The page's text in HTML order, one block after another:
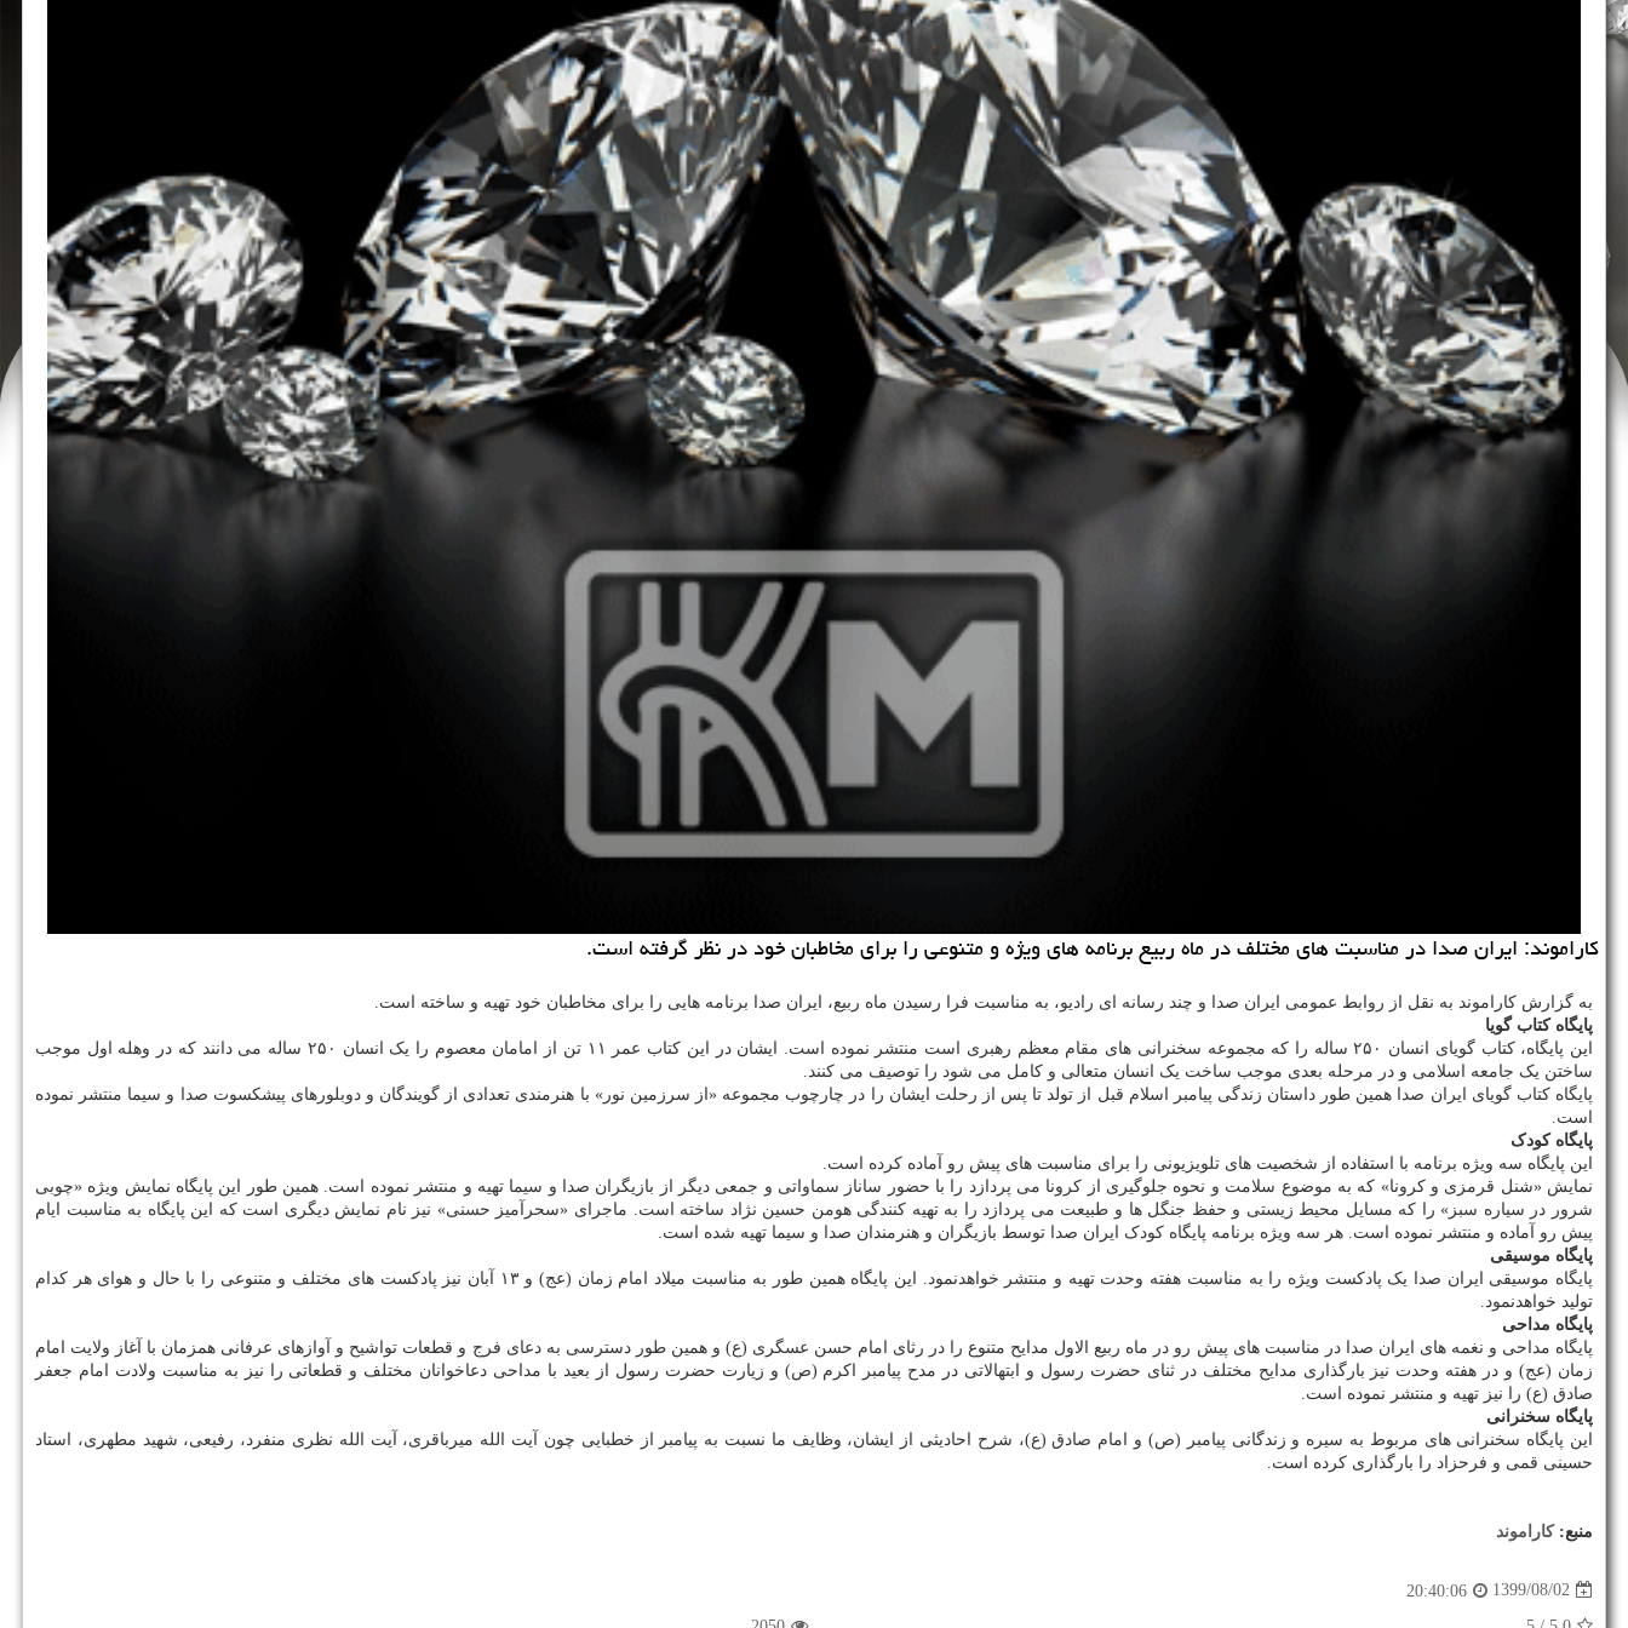
كاراموند: ایران صدا در مناسبت های مختلف در ماه ربیع برنامه های ویژه و متنوعی را برای مخاطبان خود در نظر گرفته است.
به گزارش کاراموند به نقل از روابط عمومی ایران صدا و چند رسانه ای رادیو، به مناسبت فرا رسیدن ماه ربیع، ایران صدا برنامه هایی را برای مخاطبان خود تهیه و ساخته است.
پایگاه کتاب گویا
این پایگاه، کتاب گویای انسان ۲۵۰ ساله را که مجموعه سخنرانی های مقام معظم رهبری است منتشر نموده است. ایشان در این کتاب عمر ۱۱ تن از امامان معصوم را یک انسان ۲۵۰ ساله می دانند که در وهله اول موجب
ساختن یک جامعه اسلامی و در مرحله بعدی موجب ساخت یک انسان متعالی و کامل می شود را توصیف می کنند.
پایگاه کتاب گویای ایران صدا همین طور داستان زندگی پیامبر اسلام قبل از تولد تا پس از رحلت ایشان را در چارچوب مجموعه «از سرزمین نور» با هنرمندی تعدادی از گویندگان و دوبلورهای پیشکسوت صدا و سیما منتشر نموده
است.
پایگاه کودک
این پایگاه سه ویژه برنامه با استفاده از شخصیت های تلویزیونی را برای مناسبت های پیش رو آماده کرده است.
نمایش «شنل قرمزی و کرونا» که به موضوع سلامت و نحوه جلوگیری از کرونا می پردازد را با حضور ساناز سماواتی و جمعی دیگر از بازیگران صدا و سیما تهیه و منتشر نموده است. همین طور این پایگاه نمایش ویژه «چوبی
شرور در سیاره سبز» را که مسایل محیط زیستی و حفظ جنگل ها و طبیعت می پردازد را به تهیه کنندگی هومن حسین نژاد ساخته است. ماجرای «سحرآمیز حسنی» نیز نام نمایش دیگری است که این پایگاه به مناسبت ایام
پیش رو آماده و منتشر نموده است. هر سه ویژه برنامه پایگاه کودک ایران صدا توسط بازیگران و هنرمندان صدا و سیما تهیه شده است.
پایگاه موسیقی
پایگاه موسیقی ایران صدا یک پادکست ویژه را به مناسبت هفته وحدت تهیه و منتشر خواهدنمود. این پایگاه همین طور به مناسبت میلاد امام زمان (عج) و ۱۳ آبان نیز پادکست های مختلف و متنوعی را با حال و هوای هر کدام
تولید خواهدنمود.
پایگاه مداحی
پایگاه مداحی و نغمه های ایران صدا در مناسبت های پیش رو در ماه ربیع الاول مدایح متنوع را در رثای امام حسن عسگری (ع) و همین طور دسترسی به دعای فرج و قطعات تواشیح و آوازهای عرفانی همزمان با آغاز ولایت امام
زمان (عج) و در هفته وحدت نیز بارگذاری مدایح مختلف در ثنای حضرت رسول و ابتهالاتی در مدح پیامبر اکرم (ص) و زیارت حضرت رسول از بعید با مداحی دعاخوانان مختلف و قطعاتی را نیز به مناسبت ولادت امام جعفر
صادق (ع) را نیز تهیه و منتشر نموده است.
پایگاه سخنرانی
این پایگاه سخنرانی های مربوط به سیره و زندگانی پیامبر (ص) و امام صادق (ع)، شرح احادیثی از ایشان، وظایف ما نسبت به پیامبر از خطبایی چون آیت الله میرباقری، آیت الله نظری منفرد، رفیعی، شهید مطهری، استاد
حسینی قمی و فرحزاد را بارگذاری کرده است.
منبع:كاراموند
1399/08/02
20:40:06